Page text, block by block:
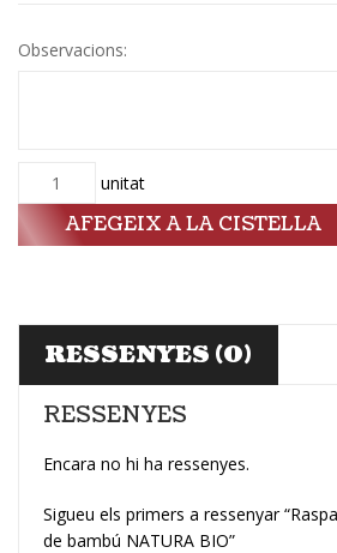
Observacions:
Quantitat unitat
AFEGEIX A LA CISTELLA
RESSENYES (0)
RESSENYES
Encara no hi ha ressenyes.
Sigueu els primers a ressenyar
de bambú NATURA BIO”